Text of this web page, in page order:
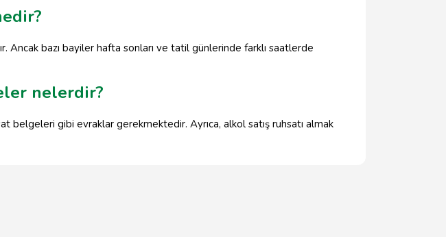
bazı bayiler hafta sonları ve tatil günlerinde farklı saatlerde
nelerdir?
belgeleri gibi evraklar gerekmektedir. Ayrıca, alkol satış ruhsatı almak